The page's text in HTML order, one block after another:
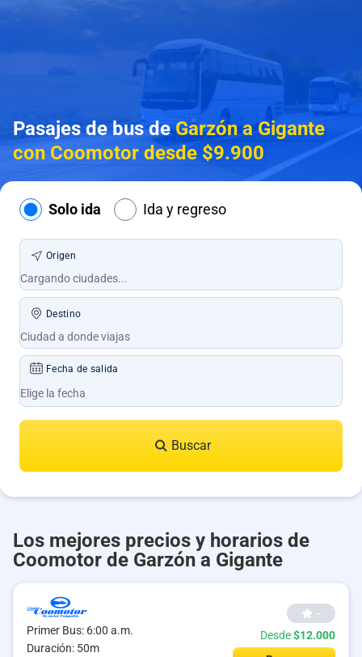
Pasajes de bus deGarzón a Gigante
con Coomotor desde $9.900
Solo ida Ida y regreso
Origen
Destino
Fecha de salida
Buscar
Los mejores precios y horarios de
Coomotor de Garzón a Gigante
Primer Bus: 6:00 a.m.
Duración: 50m
--
Desde$12.000